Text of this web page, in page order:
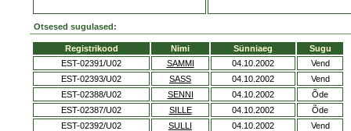
Otsesed sugulased:
Registrikood Nimi Sünniaeg
Sugu
EST-02391/U02
SAMMI 04.10.2002
Vend
EST-02393/U02
SASS 04.10.2002
Vend
EST-02388/U02
SENNI 04.10.2002
Õde
EST-02387/U02
SILLE 04.10.2002
Õde
EST-02392/U02
SULLI 04.10.2002
Vend